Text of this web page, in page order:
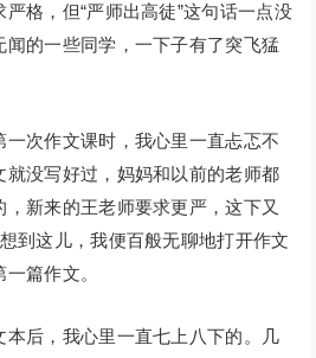
格，但“严师出高徒”这句话一点没
的一些同学，一下子有了突飞猛
次作文课时，我心里一直忐忑不
就没写好过，妈妈和以前的老师都
新来的王老师要求更严，这下又
到这儿，我便百般无聊地打开作文
篇作文。
后，我心里一直七上八下的。几